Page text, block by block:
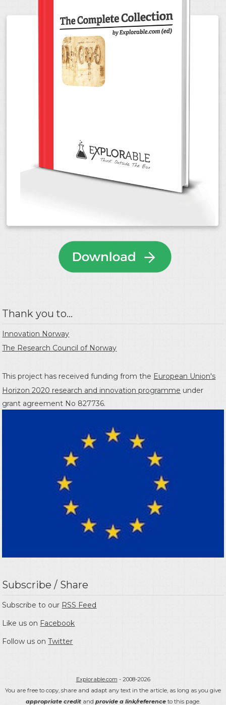
Thank you to...
Innovation Norway
The Research Council of Norway
This project has received funding from the European Union's
Horizon 2020 research and innovation programme under
grant agreement No 827736.
Subscribe / Share
Subscribe to our RSS Feed
Like us on Facebook
Follow us onTwitter
Explorable.com - 2008-2026
You are free to copy, share and adapt any text in the article, as long as you give
appropriate credit and provide a link/reference to this page.